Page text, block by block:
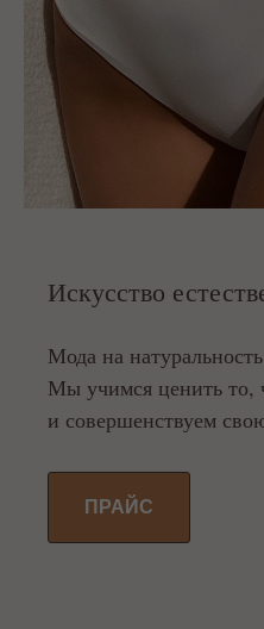
Искусство
Мода на
Мы учимся ценить то,
и совершенствуем
ПРАЙС